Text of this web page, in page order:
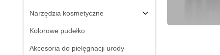
Narzędzia kosmetyczne
Kolorowe pudełko
Akcesoria do pielęgnacji urody